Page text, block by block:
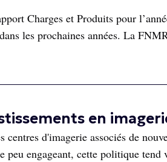
Charges et Produits pour
les prochaines années. La
en
d'imagerie associés de
engageant, cette politique tend